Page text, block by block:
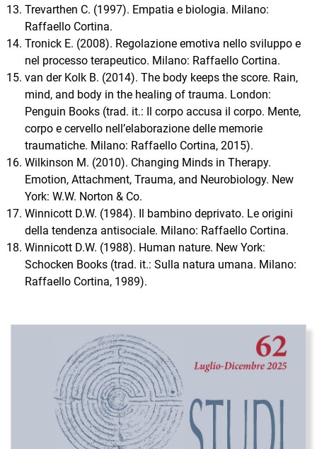
Trevarthen C. (1997). Empatia e biologia. Milano:
Raffaello Cortina.
Tronick E. (2008). Regolazione emotiva nello sviluppo e
nel processo terapeutico. Milano: Raffaello Cortina.
van der Kolk B. (2014). The body keeps the score. Rain,
mind, and body in the healing of trauma. London:
Penguin Books (trad. it.: Il corpo accusa il corpo. Mente,
corpo e cervello nell’elaborazione delle memorie
traumatiche. Milano: Raffaello Cortina, 2015).
Wilkinson M. (2010). Changing Minds in Therapy.
Emotion, Attachment, Trauma, and Neurobiology. New
York: W.W. Norton & Co.
Winnicott D.W. (1984). Il bambino deprivato. Le origini
della tendenza antisociale. Milano: Raffaello Cortina.
Winnicott D.W. (1988). Human nature. New York:
Schocken Books (trad. it.: Sulla natura umana. Milano:
Raffaello Cortina, 1989).
Immagine di copertina